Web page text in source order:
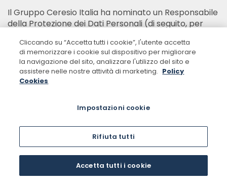
Il Gruppo Ceresio Italia ha nominato un Responsabile
della Protezione dei Dati Personali (di seguito, per
Interessati, ai seguenti recapiti, per tutte le questioni
relative al trattamento dei loro dati personali e
all’esercizio dei loro diritti derivanti dal Regolamento:
- Tramite contatto telefonico al numero 02
249;
- Tramite posta elettronica
DPO@ceresioinvestors.com
- Tramite posta ordinaria all’indirizzo Ceresio
Cliccando su “Accetta tutti i cookie”, l'utente accetta
di memorizzare i cookie sul dispositivo per migliorare
la navigazione del sito, analizzare l'utilizzo del sito e
assistere nelle nostre attività di marketing. Policy
Cookies
Impostazioni cookie
Rifiuta tutti
Accetta tutti i cookie